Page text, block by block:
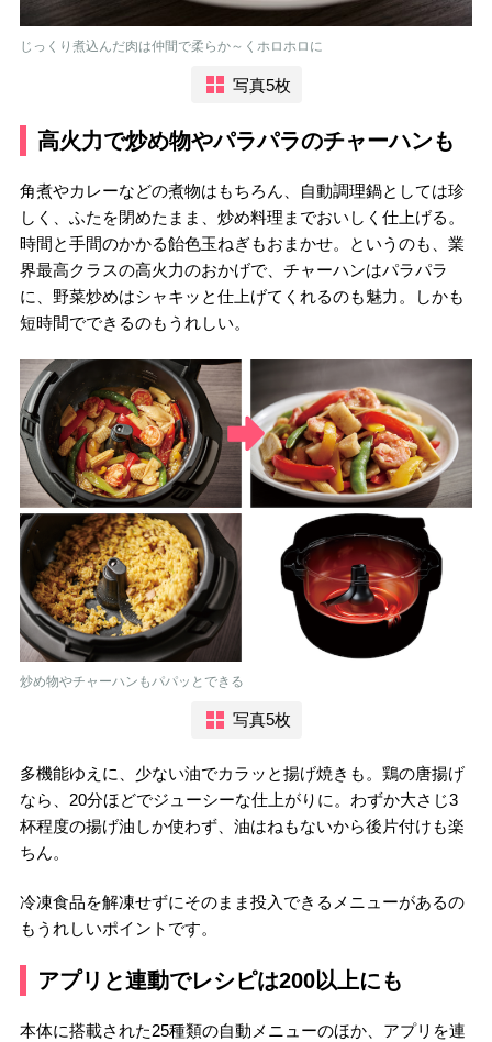
じっくり煮込んだ肉は仲間で柔らか～くホロホロに
写真5枚
高火力で炒め物やパラパラのチャーハンも
角煮やカレーなどの煮物はもちろん、自動調理鍋としては珍
しく、ふたを閉めたまま、炒め料理までおいしく仕上げる。
時間と手間のかかる飴色玉ねぎもおまかせ。というのも、業
界最高クラスの高火力のおかげで、チャーハンはパラパラ
に、野菜炒めはシャキッと仕上げてくれるのも魅力。しかも
短時間でできるのもうれしい。
炒め物やチャーハンもパパッとできる
写真5枚
多機能ゆえに、少ない油でカラッと揚げ焼きも。鶏の唐揚げ
なら、20分ほどでジューシーな仕上がりに。わずか大さじ3
杯程度の揚げ油しか使わず、油はねもないから後片付けも楽
ちん。
冷凍食品を解凍せずにそのまま投入できるメニューがあるの
もうれしいポイントです。
アプリと連動でレシピは200以上にも
本体に搭載された25種類の自動メニューのほか、アプリを連